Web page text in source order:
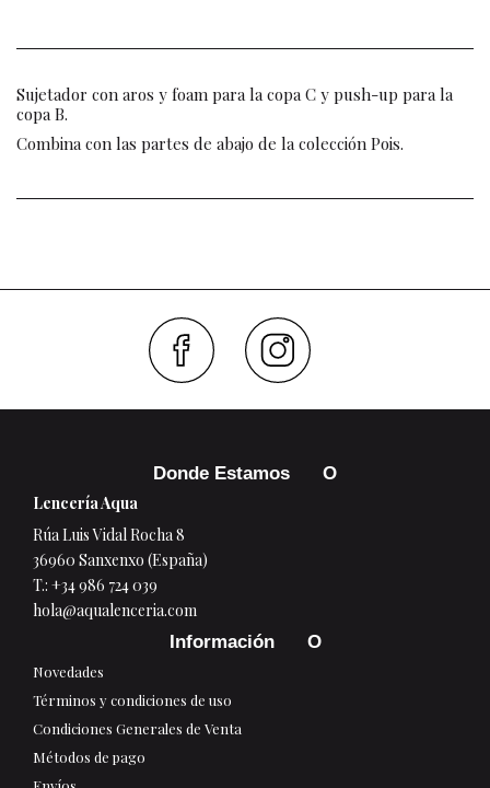
Sujetador con aros y foam para la copa C y push-up para la
copa B.
Combina con las partes de abajo de la colección Pois.
Donde Estamos
Lencería Aqua
Rúa Luis Vidal Rocha 8
36960 Sanxenxo (España)
T.: +34 986 724 039
hola@aqualenceria.com
Información
Novedades
Términos y condiciones de uso
Condiciones Generales de Venta
Métodos de pago